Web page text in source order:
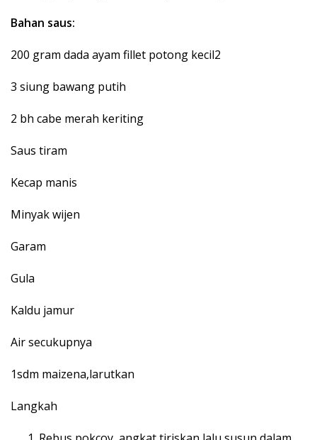
Bahan saus:
200 gram dada ayam fillet potong kecil2
3 siung bawang putih
2 bh cabe merah keriting
Saus tiram
Kecap manis
Minyak wijen
Garam
Gula
Kaldu jamur
Air secukupnya
1sdm maizena,larutkan
Langkah